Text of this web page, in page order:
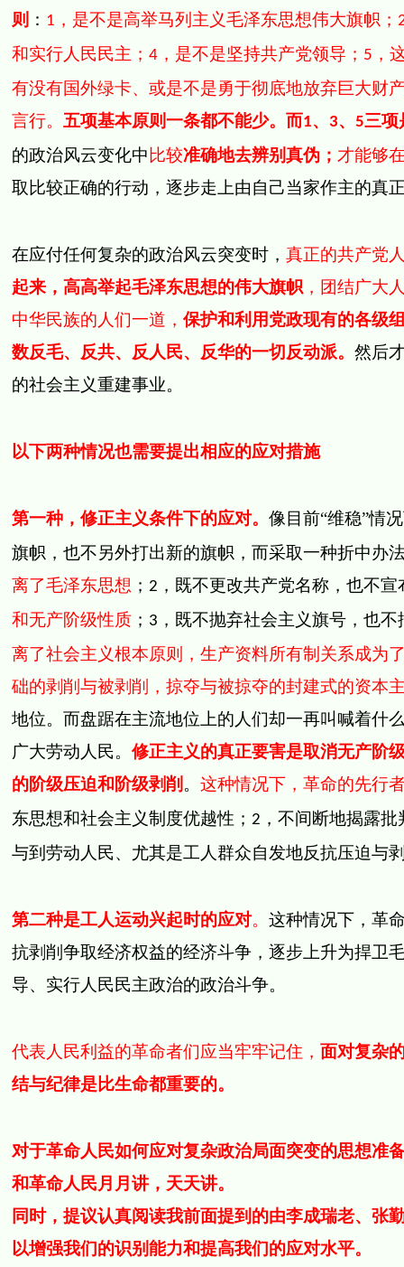
则 ： 1 ，是不是高举马列主义毛泽东思想伟大旗帜；
和实行人民民主； 4，是不是坚持共产党领导； 5 ，
有没有国外绿卡、或是不是勇于彻底地放弃巨大财
言行。 五项基本原则一条都不能少。而1、 3、 5三项
的政治风云变化中 比较准确地去辨别真伪； 才能够
取比较正确的行动，逐步走上由自己当家作主的真
在应付任何复杂的政治风云突变时， 真正的共产党
起来，高高举起毛泽东思想的伟大旗帜，团结广大
中华民族的人们一道， 保护和利用党政现有的各级
数反毛、反共、反人民、反华的一切反动派。 然后
的社会主义重建事业。
以下两种情况也需要提出相应的应对措施
第一种，修正主义条件下的应对。 像目前“维稳”情
旗帜，也不另外打出新的旗帜，而采取一种折中办
离了毛泽东思想 ； 2 ，既不更改共产党名称，也不
和无产阶级性质； 3 ，既不抛弃社会主义旗号，也
离了社会主义根本原则，生产资料所有制关系成为
础的剥削与被剥削，掠夺与被掠夺的封建式的资本
地位。而盘踞在主流地位上的人们却一再叫喊着什
广大劳动人民。 修正主义的真正要害是取消无产阶
的阶级压迫和阶级剥削 。 这种情况下，革命的先行
东思想和社会主义制度优越性； 2 ，不间断地揭露
与到劳动人民、尤其是工人群众自发地反抗压迫与
第二种是工人运动兴起时的应对。 这种情况下，革
抗剥削争取经济权益的经济斗争，逐步上升为捍卫
导、实行人民民主政治的政治斗争。
代表人民利益的革命者们应当牢牢记住， 面对复杂
结与纪律是比生命都重要的。
对于革命人民如何应对复杂政治局面突变的思想准
和革命人民月月讲，天天讲。
同时，提议认真阅读我前面提到的由李成瑞老、张
以增强我们的识别能力和提高我们的应对水平。